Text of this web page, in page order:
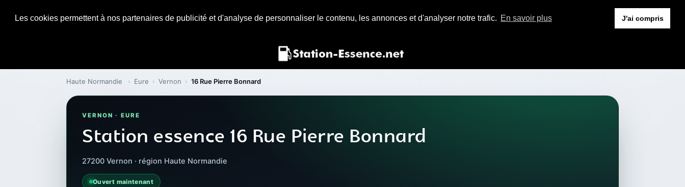
Les cookies permettent à nos partenaires de publicité et d'analyse de personnaliser le contenu, les annonces et d'analyser notre trafic. En savoir plus J'ai compris
Haute Normandie › Eure › Vernon › 16 Rue Pierre Bonnard
VERNON · EURE
Station essence 16 Rue Pierre Bonnard
27200 Vernon · région Haute Normandie
Ouvert maintenant